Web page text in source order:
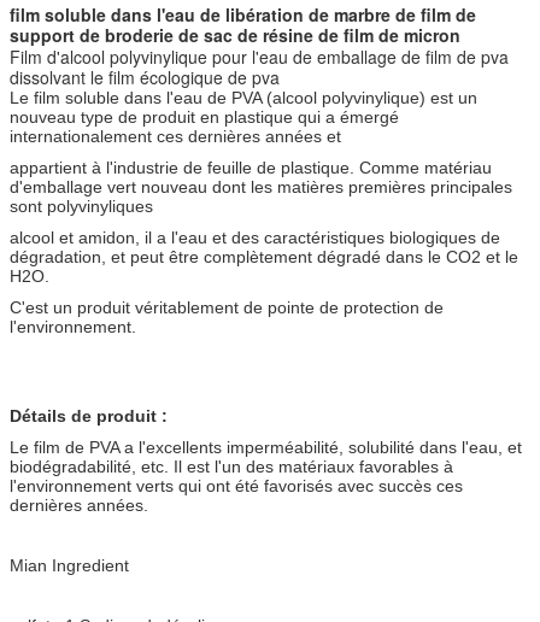
film soluble dans l'eau de libération de marbre de film de
support de broderie de sac de résine de film de micron
Film d'alcool polyvinylique pour l'eau de emballage de film de pva
dissolvant le film écologique de pva
Le film soluble dans l'eau de PVA (alcool polyvinylique) est un
nouveau type de produit en plastique qui a émergé
internationalement ces dernières années et
appartient à l'industrie de feuille de plastique. Comme matériau
d'emballage vert nouveau dont les matières premières principales
sont polyvinyliques
alcool et amidon, il a l'eau et des caractéristiques biologiques de
dégradation, et peut être complètement dégradé dans le CO2 et le
H2O.
C'est un produit véritablement de pointe de protection de
l'environnement.
Détails de produit :
Le film de PVA a l'excellents imperméabilité, solubilité dans l'eau, et
biodégradabilité, etc. Il est l'un des matériaux favorables à
l'environnement verts qui ont été favorisés avec succès ces
dernières années.
Mian Ingredient